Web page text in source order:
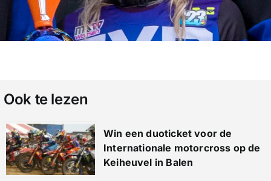
Ook te lezen
Win een duoticket voor de
Internationale motorcross op de
Keiheuvel in Balen